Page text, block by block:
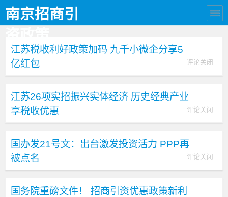
南京招商引
江苏税收利好政策加码 九千小微企分享5
亿红包
评论关闭
江苏26项实招振兴实体经济 历史经典产业
享税收优惠
评论关闭
国办发21号文：出台激发投资活力 PPP再
被点名
评论关闭
国务院重磅文件！ 招商引资优惠政策新利